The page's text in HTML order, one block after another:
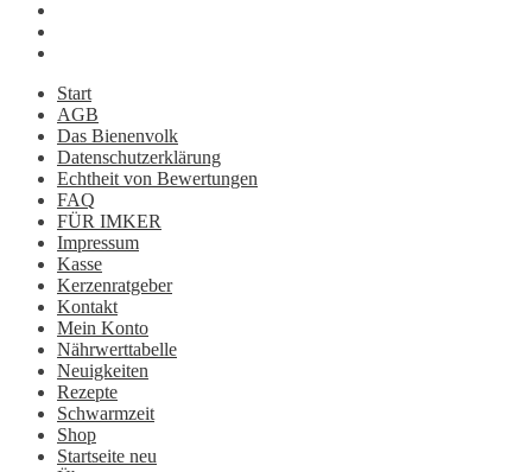
Start
AGB
Das Bienenvolk
Datenschutzerklärung
Echtheit von Bewertungen
FAQ
FÜR IMKER
Impressum
Kasse
Kerzenratgeber
Kontakt
Mein Konto
Nährwerttabelle
Neuigkeiten
Rezepte
Schwarmzeit
Shop
Startseite neu